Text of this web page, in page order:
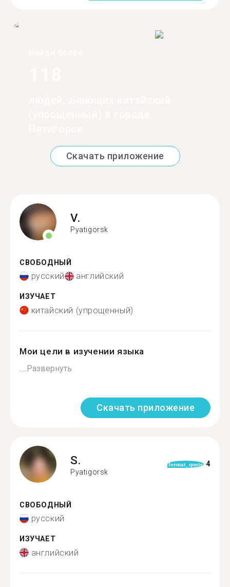
Скачать приложение
V.
Pyatigorsk
СВОБОДНЫЙ
русский английский
ИЗУЧАЕТ
китайский (упрощенный)
Мои цели в изучении языка
Развернуть
Скачать приложение
S.
Pyatigorsk
format_quote 4
СВОБОДНЫЙ
русский
ИЗУЧАЕТ
английский